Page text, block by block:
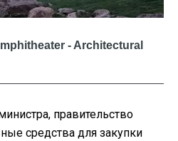
правительство
средства для закупки